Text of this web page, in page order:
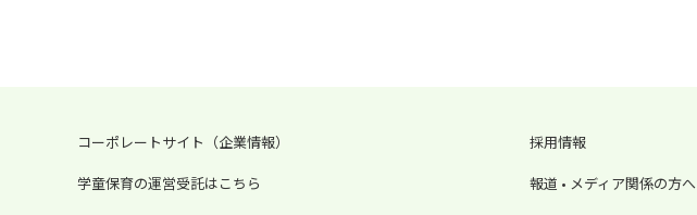
コーポレートサイト（企業情報）
学童保育の運営受託はこちら
採用情報
報道 • メディア関係の方へ